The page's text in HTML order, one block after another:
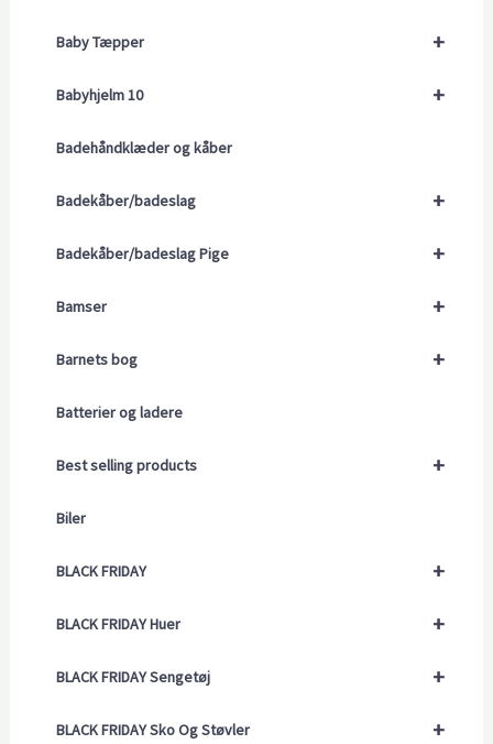
+
Baby Tæpper
+
Babyhjelm 10
Badehåndklæder og kåber
+
Badekåber/badeslag
+
Badekåber/badeslag Pige
+
Bamser
+
Barnets bog
Batterier og ladere
+
Best selling products
Biler
+
BLACK FRIDAY
+
BLACK FRIDAY Huer
+
BLACK FRIDAY Sengetøj
+
BLACK FRIDAY Sko Og Støvler